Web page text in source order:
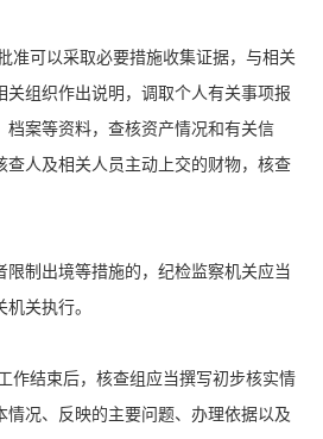
准可以采取必要措施收集证据，与相关
关组织作出说明，调取个人有关事项报
档案等资料，查核资产情况和有关信
查人及相关人员主动上交的财物，核查
限制出境等措施的，纪检监察机关应当
关执行。
作结束后，核查组应当撰写初步核实情
情况、反映的主要问题、办理依据以及